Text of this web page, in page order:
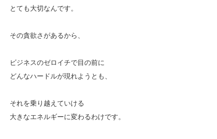
とても大切なんです。
その貪欲さがあるから、
ビジネスのゼロイチで目の前に
どんなハードルが現れようとも、
それを乗り越えていける
大きなエネルギーに変わるわけです。